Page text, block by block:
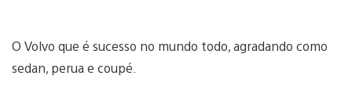
O Volvo que é sucesso no mundo todo, agradando como
sedan, perua e coupé.